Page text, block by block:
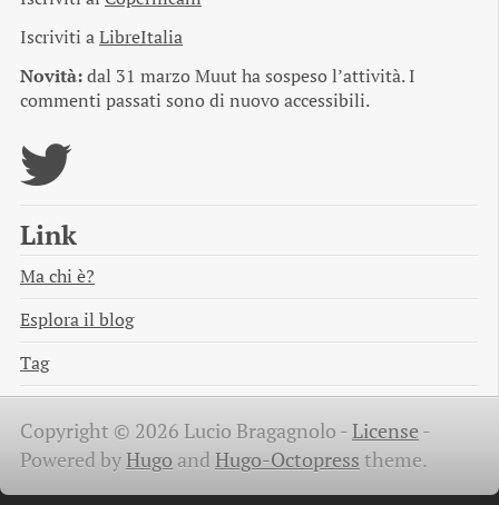
Iscriviti aLibreItalia
Novità:dal 31 marzo Muut ha sospeso l’attività. I
commenti passati sono di nuovo accessibili.
Link
Ma chi è?
Esplora il blog
Tag
Copyright © 2026 Lucio Bragagnolo -License -
Powered byHugo and Hugo-Octopress theme.